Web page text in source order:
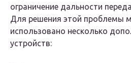
ограничение дальности
Для решения этой проблемы
использовано несколько
устройств: